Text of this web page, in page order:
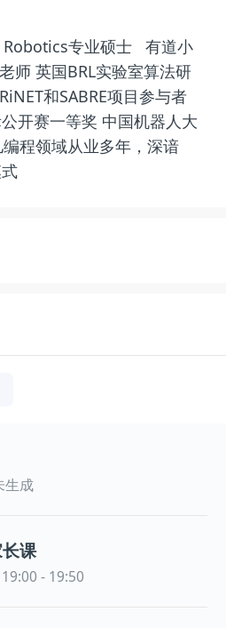
Robotics专业硕士 有道小
师 英国BRL实验室算法研
和SABRE项目参与者
开赛一等奖 中国机器人大
程领域从业多年，深谙
生成
课
- 19:50